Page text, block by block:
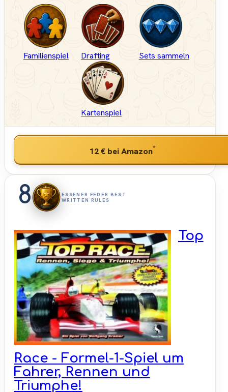
Familienspiel Drafting Sets sammeln
Kartenspiel
12 € bei Amazon*
8
ESSENER FEDER BEST
WRITTEN RULES
Top
Race - Formel-1-Spiel um
Fahrer, Rennen und
Triumphe!